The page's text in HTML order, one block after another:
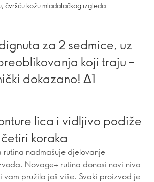
čvršću kožu mladalačkog izgleda
za 2 sedmice, uz
koji traju –
dokazano! Δ1
lica i vidljivo podiže
koraka
rutina nadmašuje djelovanje
Novage+ rutina donosi novi nivo
vam pružila još više. Svaki proizvod je